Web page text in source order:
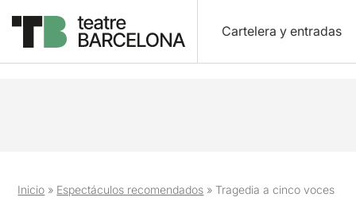
Cartelera y entradas
Inicio » Espectáculos recomendados »Tragedia a cinco voces